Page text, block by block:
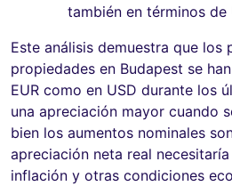
también en términos de
Este análisis demuestra que los
propiedades en Budapest se
EUR como en USD durante los
una apreciación mayor cuando
bien los aumentos nominales
apreciación neta real
inflación y otras condiciones